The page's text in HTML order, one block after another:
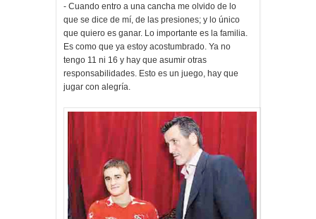
- Cuando entro a una cancha me olvido de lo
que se dice de mí, de las presiones; y lo único
que quiero es ganar. Lo importante es la familia.
Es como que ya estoy acostumbrado. Ya no
tengo 11 ni 16 y hay que asumir otras
responsabilidades. Esto es un juego, hay que
jugar con alegría.